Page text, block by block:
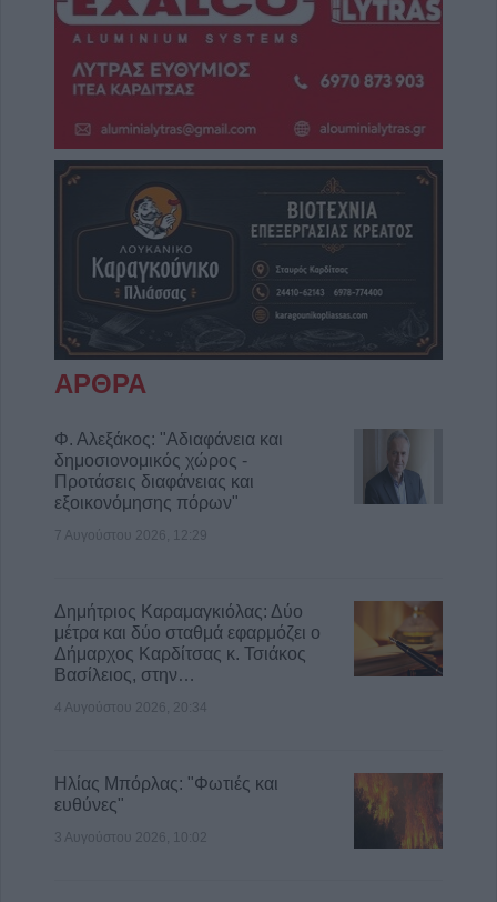
ΑΡΘΡΑ
Φ. Αλεξάκος: "Αδιαφάνεια και
δημοσιονομικός χώρος -
Προτάσεις διαφάνειας και
εξοικονόμησης πόρων"
7 Αυγούστου 2026, 12:29
Δημήτριος Καραμαγκιόλας: Δύο
μέτρα και δύο σταθμά εφαρμόζει ο
Δήμαρχος Καρδίτσας κ. Τσιάκος
Βασίλειος, στην…
4 Αυγούστου 2026, 20:34
Ηλίας Μπόρλας: "Φωτιές και
ευθύνες"
3 Αυγούστου 2026, 10:02